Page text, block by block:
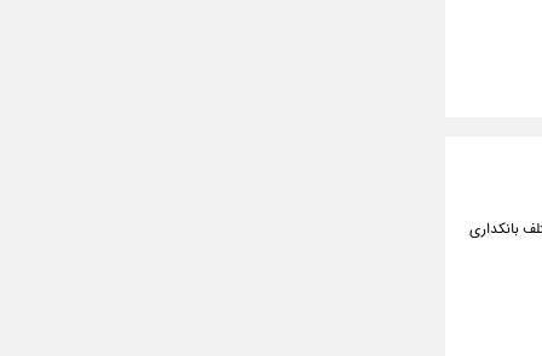
مختلف بانکداری